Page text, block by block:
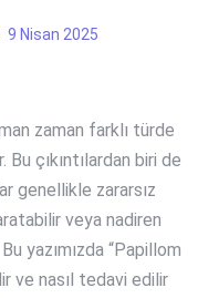
9 Nisan 2025
zaman farklı türde
çıkıntılardan biri de
genellikle zararsız
veya nadiren
yazımızda “Papillom
ve nasıl tedavi edilir